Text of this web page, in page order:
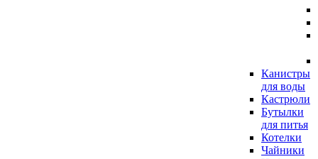
Канистры
для воды
Кастрюли
Бутылки
для питья
Котелки
Чайники